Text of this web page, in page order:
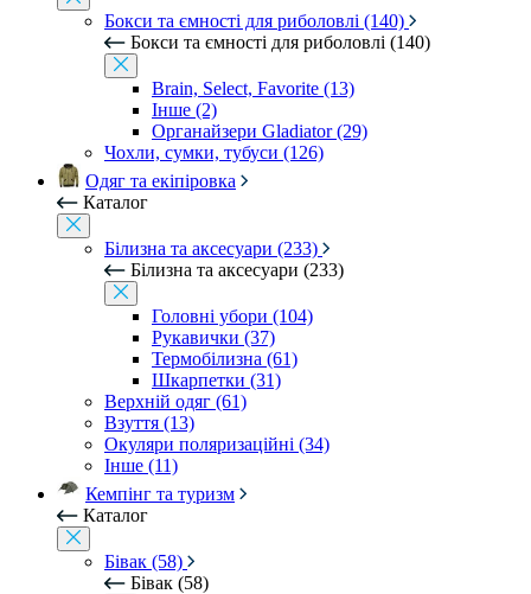
Бокси та ємності для риболовлі (140)
Бокси та ємності для риболовлі (140)
Brain, Select, Favorite (13)
Інше (2)
Органайзери Gladiator (29)
Чохли, сумки, тубуси (126)
Одяг та екіпіровка
Каталог
Білизна та аксесуари (233)
Білизна та аксесуари (233)
Головні убори (104)
Рукавички (37)
Термобілизна (61)
Шкарпетки (31)
Верхній одяг (61)
Взуття (13)
Окуляри поляризаційні (34)
Інше (11)
Кемпінг та туризм
Каталог
Бівак (58)
Бівак (58)